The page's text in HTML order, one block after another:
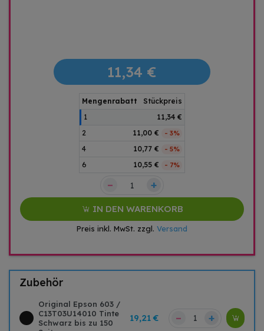
11,34 €
Mengenrabatt
Stückpreis
1
11,34 €
2
11,00 € - 3%
4 10,77 € - 5%
6 10,55 € - 7%
– +
IN DEN WARENKORB
Preis inkl. MwSt. zzgl. Versand
Zubehör
Original Epson 603 /
C13T03U14010 Tinte
Schwarz bis zu 150
19,21 € – +